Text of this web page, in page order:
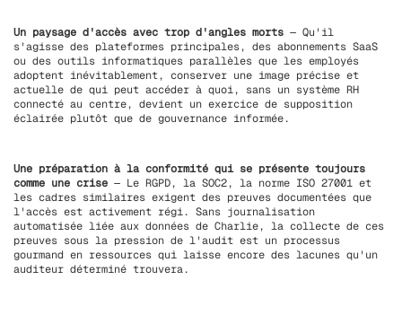
Un paysage d'accès avec trop d'angles morts — Qu'il
s'agisse des plateformes principales, des abonnements SaaS
ou des outils informatiques parallèles que les employés
adoptent inévitablement, conserver une image précise et
actuelle de qui peut accéder à quoi, sans un système RH
connecté au centre, devient un exercice de supposition
éclairée plutôt que de gouvernance informée.
Une préparation à la conformité qui se présente toujours
comme une crise — Le RGPD, la SOC2, la norme ISO 27001 et
les cadres similaires exigent des preuves documentées que
l'accès est activement régi. Sans journalisation
automatisée liée aux données de Charlie, la collecte de ces
preuves sous la pression de l'audit est un processus
gourmand en ressources qui laisse encore des lacunes qu'un
auditeur déterminé trouvera.